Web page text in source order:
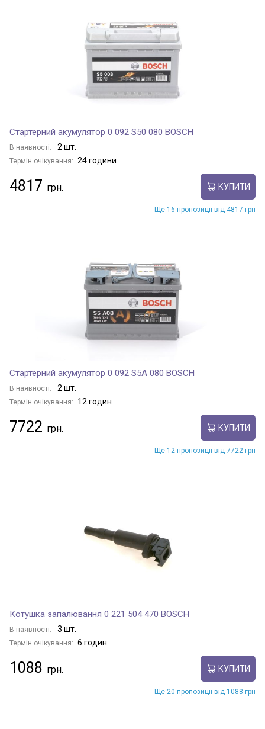
Стартерний акумулятор 0 092 S50 080 BOSCH
В наявності: 2 шт.
Термін очікування: 24 години
4817 КУПИТИ
Ще 16 пропозиції від 4817 грн
Стартерний акумулятор 0 092 S5A 080 BOSCH
В наявності: 2 шт.
Термін очікування: 12 годин
7722 КУПИТИ
Ще 12 пропозиції від 7722 грн
Котушка запалювання 0 221 504 470 BOSCH
В наявності: 3 шт.
Термін очікування: 6 годин
1088 КУПИТИ
Ще 20 пропозиції від 1088 грн